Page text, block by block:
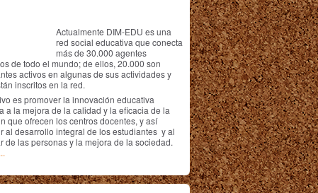
Actualmente DIM-EDU es una
red social educativa que conecta
más de 30.000 agentes
de todo el mundo; de ellos, 20.000 son
activos en algunas de sus actividades y
inscritos en la red.
es promover la innovación educativa
a la mejora de la calidad y la eficacia de la
que ofrecen los centros docentes, y así
al desarrollo integral de los estudiantes y al
de las personas y la mejora de la sociedad.